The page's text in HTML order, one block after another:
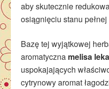
aby skutecznie
osiągnięciu stanu
Bazę tej wyjątkowej
aromatyczna melisa
uspokajających
cytrynowy aromat